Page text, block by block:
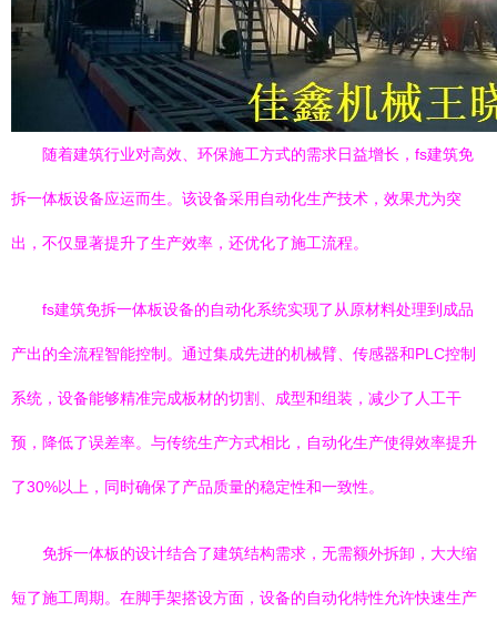
随着建筑行业对高效、环保施工方式的需求日益增长，fs建筑免
拆一体板设备应运而生。该设备采用自动化生产技术，效果尤为突
出，不仅显著提升了生产效率，还优化了施工流程。
fs建筑免拆一体板设备的自动化系统实现了从原材料处理到成品
产出的全流程智能控制。通过集成先进的机械臂、传感器和PLC控制
系统，设备能够精准完成板材的切割、成型和组装，减少了人工干
预，降低了误差率。与传统生产方式相比，自动化生产使得效率提升
了30%以上，同时确保了产品质量的稳定性和一致性。
免拆一体板的设计结合了建筑结构需求，无需额外拆卸，大大缩
短了施工周期。在脚手架搭设方面，设备的自动化特性允许快速生产